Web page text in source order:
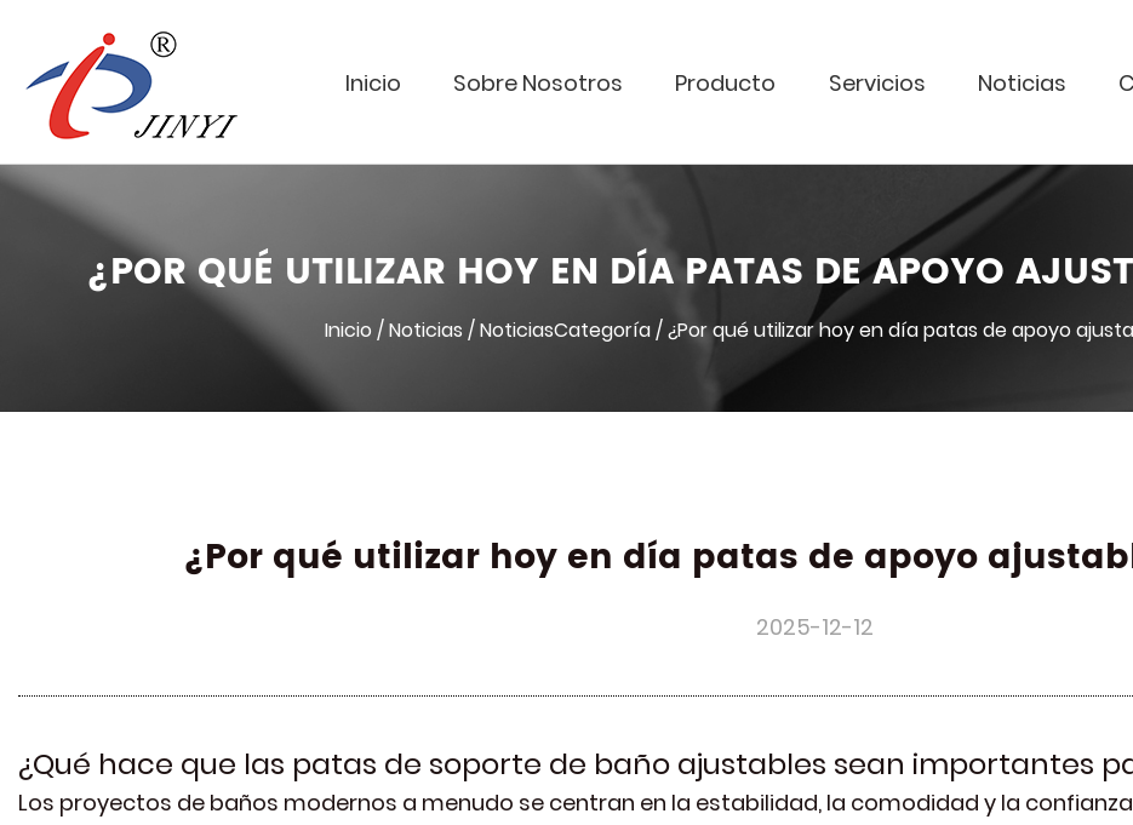
Inicio Sobre Nosotros Producto Servicios Noticias
¿POR QUÉ UTILIZAR HOY EN DÍA PATAS DE APOYO
Inicio /Noticias /NoticiasCategoría/¿Por qué utilizar hoy en día patas de apoyo
¿Por qué utilizar hoy en día patas de apoyo
2025-12-12
¿Qué hace que las patas de soporte de baño ajustables sean importantes
Los proyectos de baños modernos a menudo se centran en la estabilidad, la comodidad y la